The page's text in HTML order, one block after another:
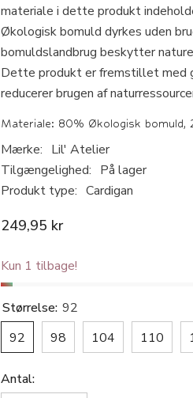
materiale i dette produkt
Økologisk bomuld dyrkes uden
bomuldslandbrug beskytter
Dette produkt er fremstillet med
reducerer brugen af
Materiale: 80% Økologisk bomuld,
Mærke: Lil' Atelier
Tilgængelighed: På lager
Produkt type: Cardigan
249,95 kr
Kun 1 tilbage!
Størrelse: 92
92
98 104 110
Antal: